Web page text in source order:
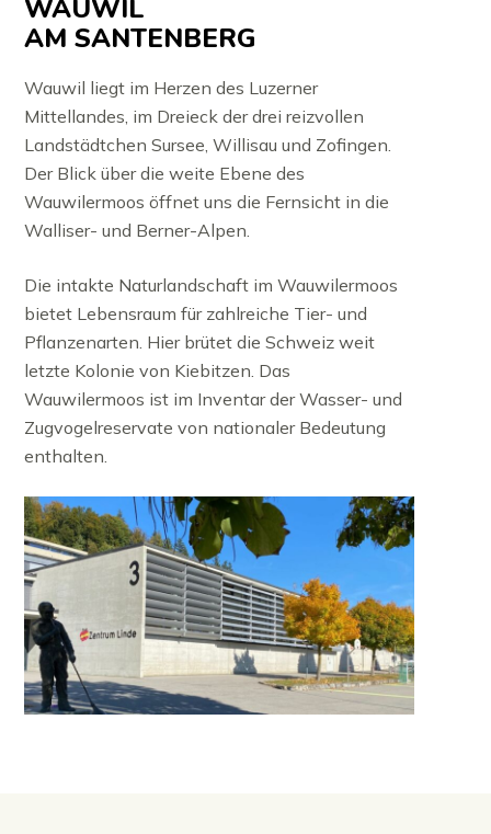
WAUWIL
AM SANTENBERG
Wauwil liegt im Herzen des Luzerner
Mittellandes, im Dreieck der drei reizvollen
Landstädtchen Sursee, Willisau und Zofingen.
Der Blick über die weite Ebene des
Wauwilermoos öffnet uns die Fernsicht in die
Walliser- und Berner-Alpen.
Die intakte Naturlandschaft im Wauwilermoos
bietet Lebensraum für zahlreiche Tier- und
Pflanzenarten. Hier brütet die Schweiz weit
letzte Kolonie von Kiebitzen. Das
Wauwilermoos ist im Inventar der Wasser- und
Zugvogelreservate von nationaler Bedeutung
enthalten.